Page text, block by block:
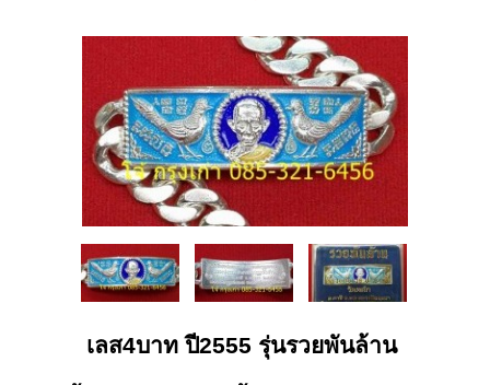
เลส4บาท ปี2555 รุ่นรวยพันล้าน